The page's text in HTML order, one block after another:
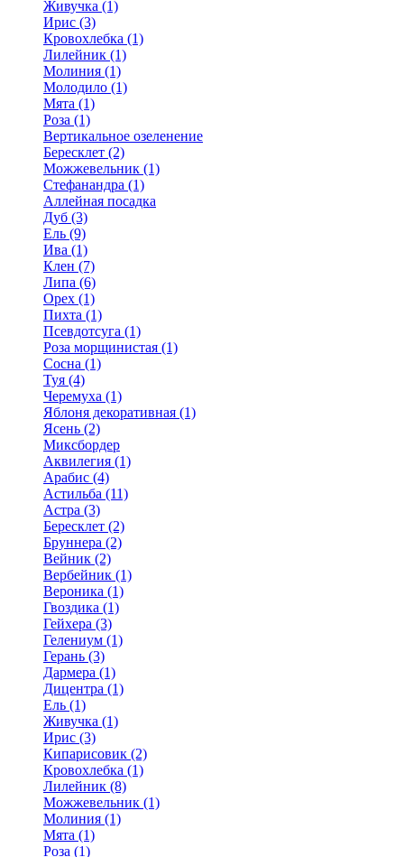
Живучка (1)
Ирис (3)
Кровохлебка (1)
Лилейник (1)
Молиния (1)
Молодило (1)
Мята (1)
Роза (1)
Вертикальное озеленение
Бересклет (2)
Можжевельник (1)
Стефанандра (1)
Аллейная посадка
Дуб (3)
Ель (9)
Ива (1)
Клен (7)
Липа (6)
Орех (1)
Пихта (1)
Псевдотсуга (1)
Роза морщинистая (1)
Сосна (1)
Туя (4)
Черемуха (1)
Яблоня декоративная (1)
Ясень (2)
Миксбордер
Аквилегия (1)
Арабис (4)
Астильба (11)
Астра (3)
Бересклет (2)
Бруннера (2)
Вейник (2)
Вербейник (1)
Вероника (1)
Гвоздика (1)
Гейхера (3)
Гелениум (1)
Герань (3)
Дармера (1)
Дицентра (1)
Ель (1)
Живучка (1)
Ирис (3)
Кипарисовик (2)
Кровохлебка (1)
Лилейник (8)
Можжевельник (1)
Молиния (1)
Мята (1)
Роза (1)